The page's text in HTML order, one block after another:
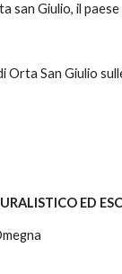
san Giulio, il
Orta San Giulio
ED